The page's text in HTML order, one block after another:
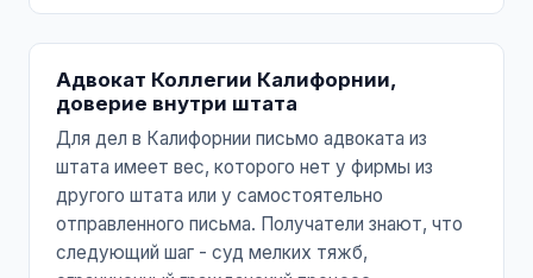
Адвокат Коллегии Калифорнии,
доверие внутри штата
Для дел в Калифорнии письмо адвоката из
штата имеет вес, которого нет у фирмы из
другого штата или у самостоятельно
отправленного письма. Получатели знают, что
следующий шаг - суд мелких тяжб,